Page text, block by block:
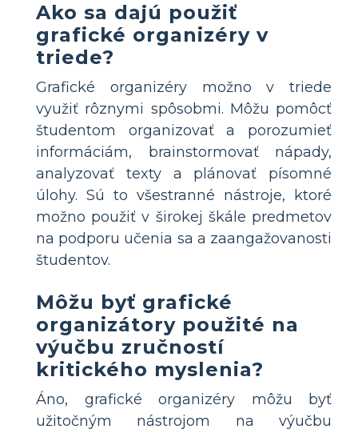
Ako sa dajú použiť
grafické organizéry v
triede?
Grafické organizéry možno v triede
využiť rôznymi spôsobmi. Môžu pomôcť
študentom organizovať a porozumieť
informáciám, brainstormovať nápady,
analyzovať texty a plánovať písomné
úlohy. Sú to všestranné nástroje, ktoré
možno použiť v širokej škále predmetov
na podporu učenia sa a zaangažovanosti
študentov.
Môžu byť grafické
organizátory použité na
výučbu zručností
kritického myslenia?
Áno, grafické organizéry môžu byť
užitočným nástrojom na výučbu